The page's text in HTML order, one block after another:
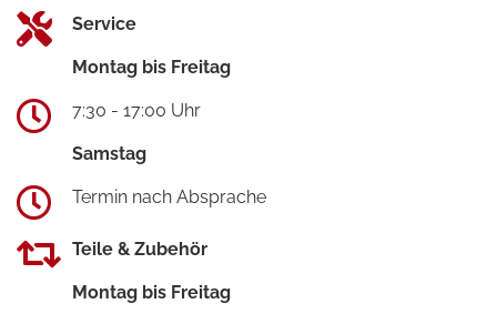
Service
Montag bis Freitag
7:30 - 17:00 Uhr
Samstag
Termin nach Absprache
Teile & Zubehör
Montag bis Freitag